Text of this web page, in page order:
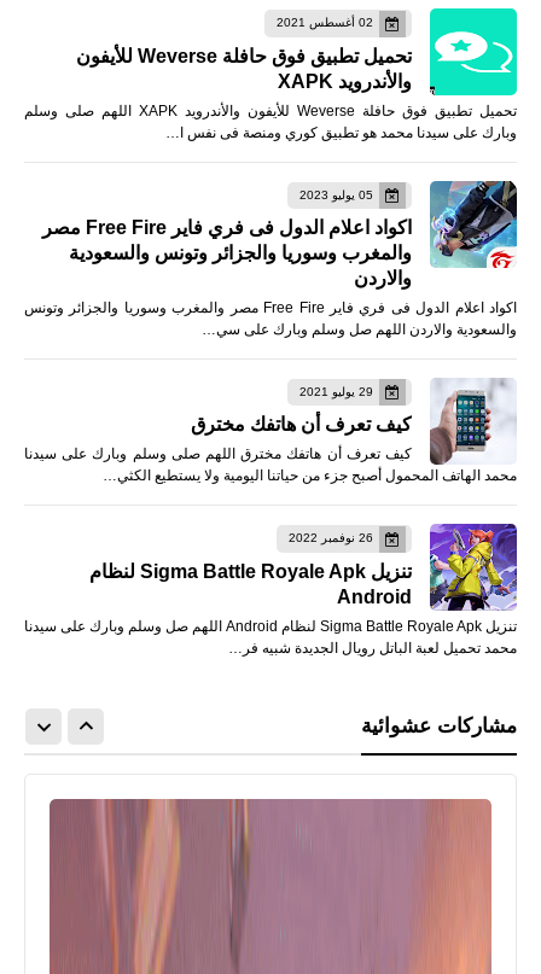
02 أغسطس 2021
تحميل تطبيق فوق حافلة Weverse للأيفون
والأندرويد XAPK
تحميل تطبيق فوق حافلة Weverse للأيفون والأندرويد XAPK اللهم صلى وسلم
وبارك على سيدنا محمد هو تطبيق كوري ومنصة فى نفس ا…
05 يوليو 2023
اكواد اعلام الدول فى فري فاير Free Fire مصر
والمغرب وسوريا والجزائر وتونس والسعودية
والاردن
اكواد اعلام الدول فى فري فاير Free Fire مصر والمغرب وسوريا والجزائر وتونس
والسعودية والاردن اللهم صل وسلم وبارك على سي…
29 يوليو 2021
كيف تعرف أن هاتفك مخترق
كيف تعرف أن هاتفك مخترق اللهم صلى وسلم وبارك على سيدنا
محمد الهاتف المحمول أصبح جزء من حياتنا اليومية ولا يستطيع الكثي…
26 نوفمبر 2022
تنزيل Sigma Battle Royale Apk لنظام
Android
تنزيل Sigma Battle Royale Apk لنظام Android اللهم صل وسلم وبارك على سيدنا
محمد تحميل لعبة الباتل رويال الجديدة شبيه فر…
مشاركات عشوائية